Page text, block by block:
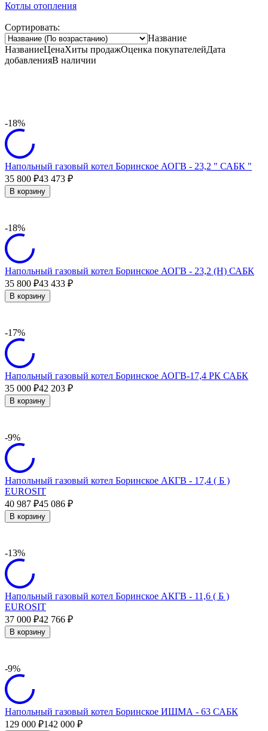
Котлы отопления
Сортировать:
Название
НазваниеЦенаХиты продажОценка покупателейДата
добавленияВ наличии
-18%
Напольный газовый котел Боринское АОГВ - 23,2 " САБК "
35 800 ₽43 473 ₽
В корзину
-18%
Напольный газовый котел Боринское АОГВ - 23,2 (H) САБК
35 800 ₽43 433 ₽
В корзину
-17%
Напольный газовый котел Боринское АОГВ-17,4 РК САБК
35 000 ₽42 203 ₽
В корзину
-9%
Напольный газовый котел Боринское АКГВ - 17,4 ( Б )
EUROSIT
40 987 ₽45 086 ₽
В корзину
-13%
Напольный газовый котел Боринское АКГВ - 11,6 ( Б )
EUROSIT
37 000 ₽42 766 ₽
В корзину
-9%
Напольный газовый котел Боринское ИШМА - 63 САБК
129 000 ₽142 000 ₽